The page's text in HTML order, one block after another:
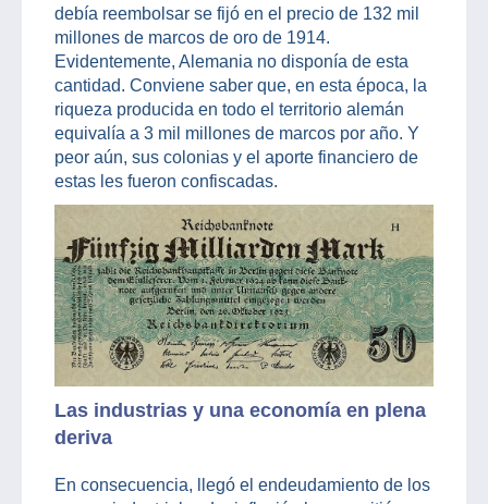
debía reembolsar se fijó en el precio de 132 mil
millones de marcos de oro de 1914.
Evidentemente, Alemania no disponía de esta
cantidad. Conviene saber que, en esta época, la
riqueza producida en todo el territorio alemán
equivalía a 3 mil millones de marcos por año. Y
peor aún, sus colonias y el aporte financiero de
estas les fueron confiscadas.
Las industrias y una economía en plena
deriva
En consecuencia, llegó el endeudamiento de los